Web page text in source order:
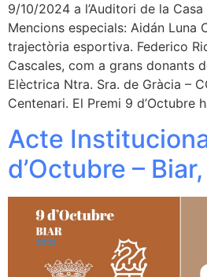
9/10/2024 a l’Auditori de la
Mencions especials: Aidán Luna
trajectòria esportiva. Federico
Cascales, com a grans donants
Elèctrica Ntra. Sra. de Gràcia –
Centenari. El Premi 9
Acte
d’Octubre –